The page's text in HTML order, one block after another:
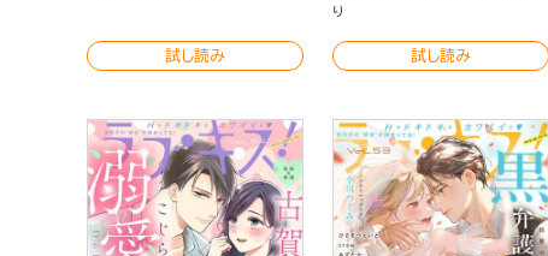
試し読み
り
試し読み